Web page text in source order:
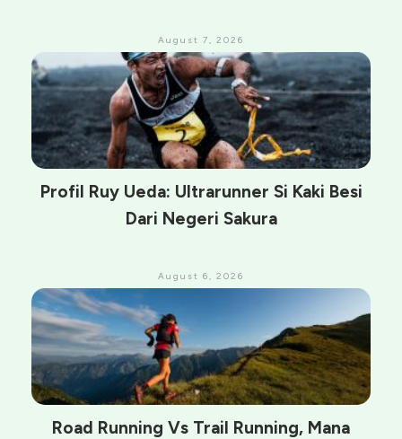
August 7, 2026
Profil Ruy Ueda: Ultrarunner Si Kaki Besi
Dari Negeri Sakura
August 6, 2026
Road Running Vs Trail Running, Mana